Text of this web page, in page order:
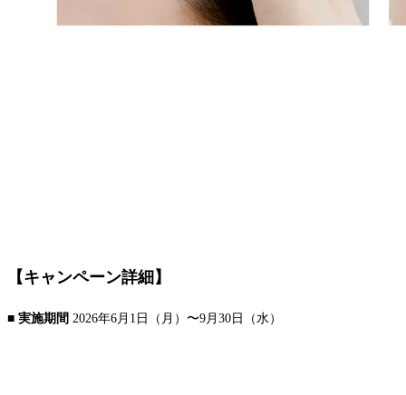
【キャンペーン詳細】
■ 実施期間 2026年6月1日（月）〜9月30日（水）